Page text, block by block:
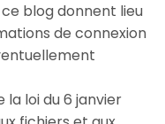
blog donnent lieu
de connexion
la loi du 6 janvier